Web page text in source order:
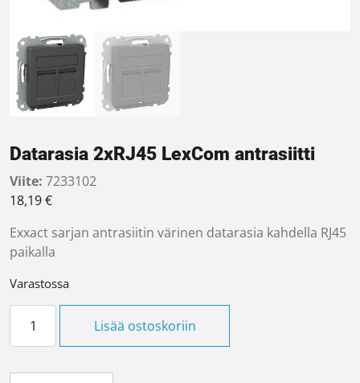
Datarasia 2xRJ45 LexCom antrasiitti
Viite: 7233102
18,19€
Exxact sarjan antrasiitin värinen datarasia kahdella RJ45
paikalla
Varastossa
Lisää ostoskoriin